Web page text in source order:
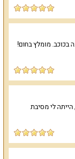
(מחוממת בחורף),
ענקית,
בוילה.
הסתכלו על
בריכת שחייה
משחקים
בכוכב. מומלץ בחום!
לי מסיבת